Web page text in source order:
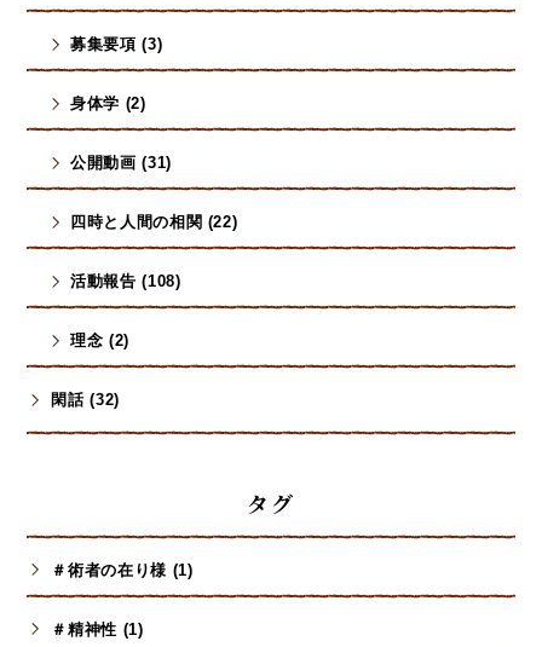
募集要項 (3)
身体学 (2)
公開動画 (31)
四時と人間の相関 (22)
活動報告 (108)
理念 (2)
閑話 (32)
タグ
＃術者の在り様 (1)
＃精神性 (1)